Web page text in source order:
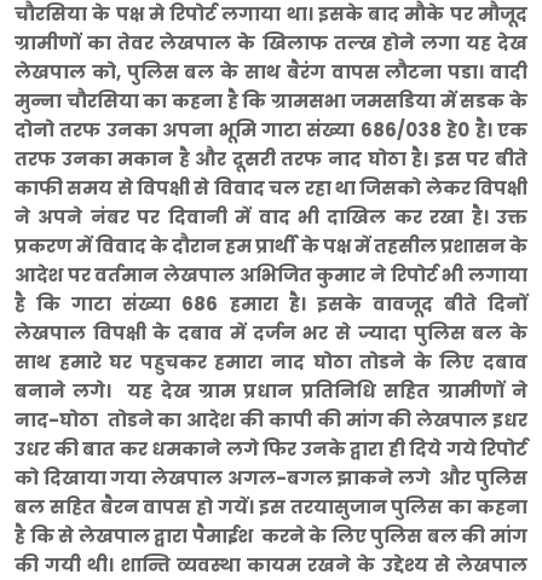
चौरसिया के पक्ष मे रिपोर्ट लगाया था। इसके बाद मौके पर मौजूद
ग्रामीणों का तेवर लेखपाल के खिलाफ तल्ख होने लगा यह देख
लेखपाल को, पुलिस बल के साथ बैरंग वापस लौटना पडा। वादी
मुन्ना चौरसिया का कहना है कि ग्रामसभा जमसडिया में सडक के
दोनो तरफ उनका अपना भूमि गाटा संख्या 686/038 हे0 है। एक
तरफ उनका मकान है और दूसरी तरफ नाद घोठा है। इस पर बीते
काफी समय से विपक्षी से विवाद चल रहा था जिसको लेकर विपक्षी
ने अपने नंबर पर दिवानी में वाद भी दाखिल कर रखा है। उक्त
प्रकरण में विवाद के दौरान हम प्रार्थी के पक्ष में तहसील प्रशासन के
आदेश पर वर्तमान लेखपाल अभिजित कुमार ने रिपोर्ट भी लगाया
है कि गाटा संख्या 686 हमारा है। इसके वावजूद बीते दिनों
लेखपाल विपक्षी के दबाव में दर्जन भर से ज्यादा पुलिस बल के
साथ हमारे घर पहुचकर हमारा नाद घोठा तोडने के लिए दबाव
बनाने लगे। यह देख ग्राम प्रधान प्रतिनिधि सहित ग्रामीणों ने
नाद-घोठा तोडने का आदेश की कापी की मांग की लेखपाल इधर
उधर की बात कर धमकाने लगे फिर उनके द्वारा ही दिये गये रिपोर्ट
को दिखाया गया लेखपाल अगल-बगल झाकने लगे और पुलिस
बल सहित बैरन वापस हो गयें। इस तरयासुजान पुलिस का कहना
है कि से लेखपाल द्वारा पैमाईश करने के लिए पुलिस बल की मांग
की गयी थी। शान्ति व्यवस्था कायम रखने के उद्देश्य से लेखपाल